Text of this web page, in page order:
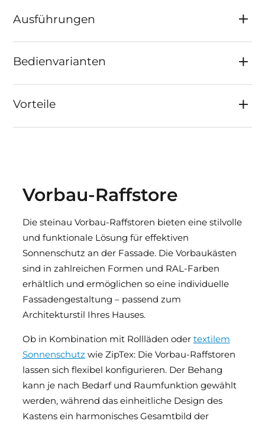
Ausführungen
Bedienvarianten
Vorteile
Vorbau-Raffstore
Die steinau Vorbau-Raffstoren bieten eine stilvolle
und funktionale Lösung für effektiven
Sonnenschutz an der Fassade. Die Vorbaukästen
sind in zahlreichen Formen und RAL-Farben
erhältlich und ermöglichen so eine individuelle
Fassadengestaltung – passend zum
Architekturstil Ihres Hauses.
Ob in Kombination mit Rollläden oder textilem
Sonnenschutz wie ZipTex: Die Vorbau-Raffstoren
lassen sich flexibel konfigurieren. Der Behang
kann je nach Bedarf und Raumfunktion gewählt
werden, während das einheitliche Design des
Kastens ein harmonisches Gesamtbild der